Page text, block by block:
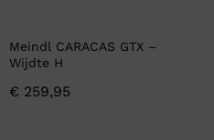
Meindl CARACAS GTX –
Wijdte H
€ 259,95